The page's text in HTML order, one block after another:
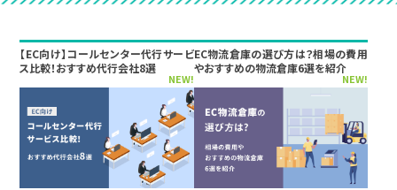
【EC向け】コールセンター代行サービ
ス比較！おすすめ代行会社8選
NEW!
EC物流倉庫の選び方は？相場の費用
やおすすめの物流倉庫6選を紹介
NEW!